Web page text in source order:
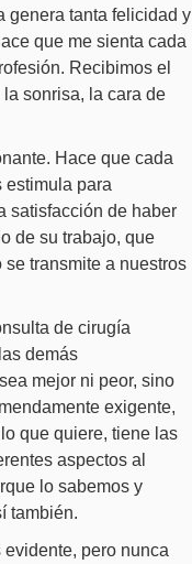
genera tanta felicidad y
que me sienta cada
Recibimos el
sonrisa, la cara de
Hace que cada
estimula para
satisfacción de haber
de su trabajo, que
transmite a nuestros
de cirugía
demás
mejor ni peor, sino
exigente,
que quiere, tiene las
aspectos al
lo sabemos y
también.
pero nunca